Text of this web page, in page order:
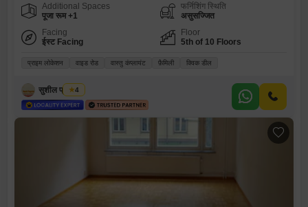
Additional Spaces
पूजा रूम +1
फर्निशिंग स्थिति
असुसज्जित
Facing
ईस्ट Facing
Floor
5th of 10 Floors
प्राइम लोकेशन वाइड रोड वास्तु कंप्लायंट फ़ैमिली क्विक डील
सुशील प्रजापति
4